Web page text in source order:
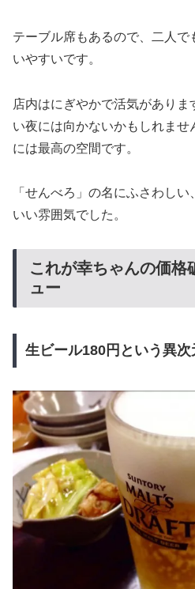
テーブル席もあるので、二人
いやすいです。
店内はにぎやかで活気がありま
い夜には向かないかもしれま
には最高の空間です。
「せんべろ」の名にふさわし
いい雰囲気でした。
これが幸ちゃんの価格
ュー
生ビール180円という異次